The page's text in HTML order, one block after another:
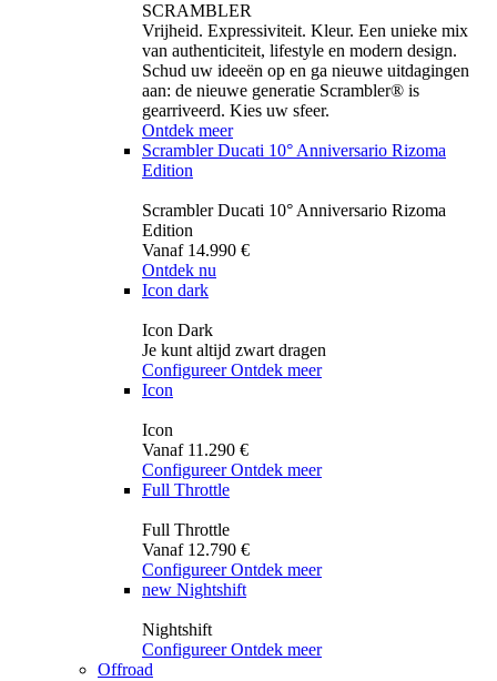
SCRAMBLER
Vrijheid. Expressiviteit. Kleur. Een unieke mix
van authenticiteit, lifestyle en modern design.
Schud uw ideeën op en ga nieuwe uitdagingen
aan: de nieuwe generatie Scrambler® is
gearriveerd. Kies uw sfeer.
Ontdek meer
Scrambler Ducati 10° Anniversario Rizoma
Edition
Scrambler Ducati 10° Anniversario Rizoma
Edition
Vanaf 14.990 €
Ontdek nu
Icon dark
Icon Dark
Je kunt altijd zwart dragen
Configureer Ontdek meer
Icon
Icon
Vanaf 11.290 €
Configureer Ontdek meer
Full Throttle
Full Throttle
Vanaf 12.790 €
Configureer Ontdek meer
new Nightshift
Nightshift
Configureer Ontdek meer
Offroad